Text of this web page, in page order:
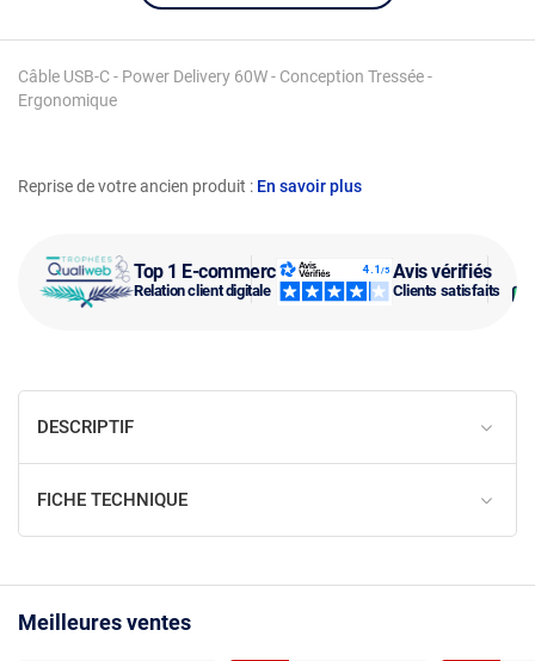
Top 1 E-commerce
Relation client digitale
Avis vérifiés
Clients satisfaits
Reprise de votre ancien produit : En savoir plus
Câble USB-C - Power Delivery 60W - Conception Tressée -
Ergonomique
DESCRIPTIF
FICHE TECHNIQUE
Meilleures ventes